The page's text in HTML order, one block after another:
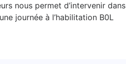
nous permet d’intervenir dans
journée à l’habilitation B0L